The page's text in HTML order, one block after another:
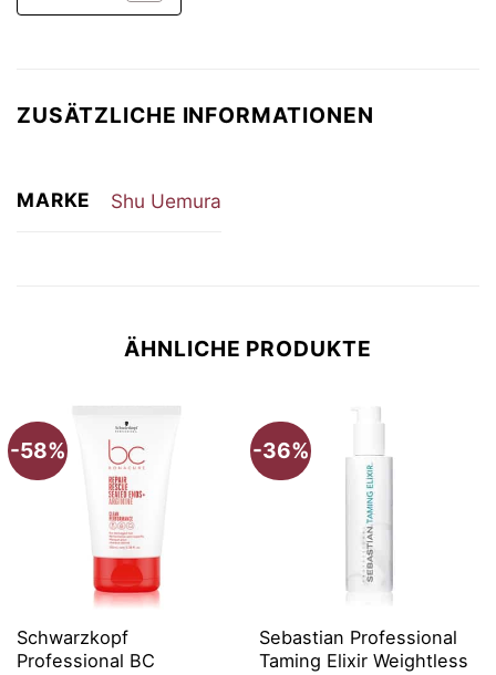
ZUSÄTZLICHE INFORMATIONEN
MARKE Shu Uemura
ÄHNLICHE PRODUKTE
-58%
Schwarzkopf
Professional BC
-36%
Sebastian Professional
Taming Elixir Weightless